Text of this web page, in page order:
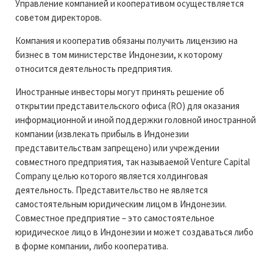
Управление компанией и кооперативом осуществляется
советом директоров.
Компания и кооператив обязаны получить лицензию на
бизнес в том министерстве Индонезии, к которому
относится деятельность предприятия.
Иностранные инвесторы могут принять решение об
открытии представительского офиса (RO) для оказания
информационной и иной поддержки головной иностранной
компании (извлекать прибыль в Индонезии
представительствам запрещено) или учреждении
совместного предприятия, так называемой Venture Capital
Company целью которого является холдинговая
деятельность. Представительство не является
самостоятельным юридическим лицом в Индонезии.
Совместное предприятие – это самостоятельное
юридическое лицо в Индонезии и может создаваться либо
в форме компании, либо кооператива.